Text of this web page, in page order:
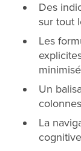
Des
sur tout
Les
minimisé
Un
La
cognitive